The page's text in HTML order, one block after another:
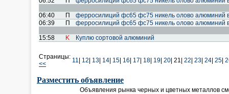
06:40 П
ферросилиций фс65 фс75 никель олово алюминий
06:39
П ферросилиций фс65 фс75 никель олово алюминий
15:58 K Куплю сортовой алюминий
Страницы:
<<
11 12 13 14 15 16 17 18 19 20 21| 22 23 24 25
Разместить объявление
Объявления рынка черных и цветных металлов